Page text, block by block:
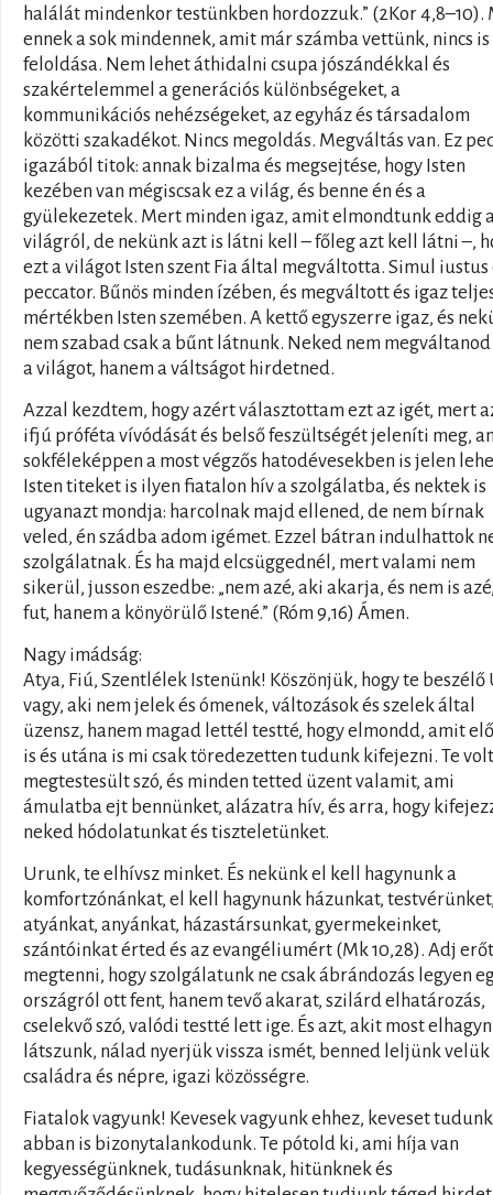
halálát mindenkor testünkben hordozzuk.” (2Kor 4,8–10).
ennek a sok mindennek, amit már számba vettünk, nincs
feloldása. Nem lehet áthidalni csupa jószándékkal és
szakértelemmel a generációs különbségeket, a
kommunikációs nehézségeket, az egyház és társadalom
közötti szakadékot. Nincs megoldás. Megváltás van. Ez
igazából titok: annak bizalma és megsejtése, hogy Isten
kezében van mégiscsak ez a világ, és benne én és a
gyülekezetek. Mert minden igaz, amit elmondtunk eddig
világról, de nekünk azt is látni kell – főleg azt kell látni –,
ezt a világot Isten szent Fia által megváltotta. Simul iustus
peccator. Bűnös minden ízében, és megváltott és igaz
mértékben Isten szemében. A kettő egyszerre igaz, és
nem szabad csak a bűnt látnunk. Neked nem
a világot, hanem a váltságot hirdetned.
Azzal kezdtem, hogy azért választottam ezt az igét, mert
ifjú próféta vívódását és belső feszültségét jeleníti meg,
sokféleképpen a most végzős hatodévesekben is jelen
Isten titeket is ilyen fiatalon hív a szolgálatba, és nektek is
ugyanazt mondja: harcolnak majd ellened, de nem bírnak
veled, én szádba adom igémet. Ezzel bátran indulhattok
szolgálatnak. És ha majd elcsüggednél, mert valami nem
sikerül, jusson eszedbe: „nem azé, aki akarja, és nem is
fut, hanem a könyörülő Istené.” (Róm 9,16) Ámen.
Nagy imádság:
Atya, Fiú, Szentlélek Istenünk! Köszönjük, hogy te beszélő
vagy, aki nem jelek és ómenek, változások és szelek által
üzensz, hanem magad lettél testté, hogy elmondd, amit
is és utána is mi csak töredezetten tudunk kifejezni. Te
megtestesült szó, és minden tetted üzent valamit, ami
ámulatba ejt bennünket, alázatra hív, és arra, hogy
neked hódolatunkat és tiszteletünket.
Urunk, te elhívsz minket. És nekünk el kell hagynunk a
komfortzónánkat, el kell hagynunk házunkat,
atyánkat, anyánkat, házastársunkat, gyermekeinket,
szántóinkat érted és az evangéliumért (Mk 10,28). Adj
megtenni, hogy szolgálatunk ne csak ábrándozás legyen
országról ott fent, hanem tevő akarat, szilárd elhatározás,
cselekvő szó, valódi testté lett ige. És azt, akit most
látszunk, nálad nyerjük vissza ismét, benned leljünk velük
családra és népre, igazi közösségre.
Fiatalok vagyunk! Kevesek vagyunk ehhez, keveset
abban is bizonytalankodunk. Te pótold ki, ami híja van
kegyességünknek, tudásunknak, hitünknek és